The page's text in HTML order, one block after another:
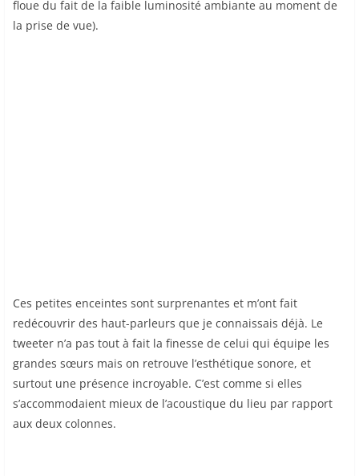
floue du fait de la faible luminosité ambiante au moment de
la prise de vue).
Ces petites enceintes sont surprenantes et m’ont fait
redécouvrir des haut-parleurs que je connaissais déjà. Le
tweeter n’a pas tout à fait la finesse de celui qui équipe les
grandes sœurs mais on retrouve l’esthétique sonore, et
surtout une présence incroyable. C’est comme si elles
s’accommodaient mieux de l’acoustique du lieu par rapport
aux deux colonnes.